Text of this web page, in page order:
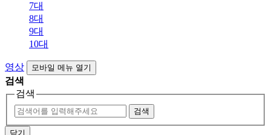
7대
8대
9대
10대
영상 모바일 메뉴 열기
검색
검색
검색
닫기